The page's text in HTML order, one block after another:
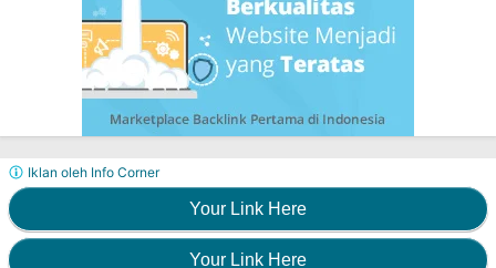
Your Link Here
Your Link Here
Iklan oleh Info Corner